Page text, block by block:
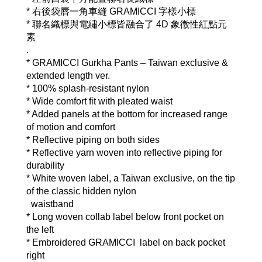
* 右後袋唇一角車縫 GRAMICCI 字樣小標
* 聯名織標與電繡小標皆融合了 4D 象徵性紅點元
素
.
* GRAMICCI Gurkha Pants – Taiwan exclusive &
extended length ver.
* 100% splash-resistant nylon
* Wide comfort fit with pleated waist
* Added panels at the bottom for increased range
of motion and comfort
* Reflective piping on both sides
* Reflective yarn woven into reflective piping for
durability
* White woven label, a Taiwan exclusive, on the tip
of the classic hidden nylon
waistband
* Long woven collab label below front pocket on
the left
* Embroidered GRAMICCI  label on back pocket
right